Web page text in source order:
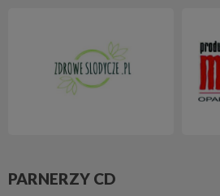
PARNERZY CD